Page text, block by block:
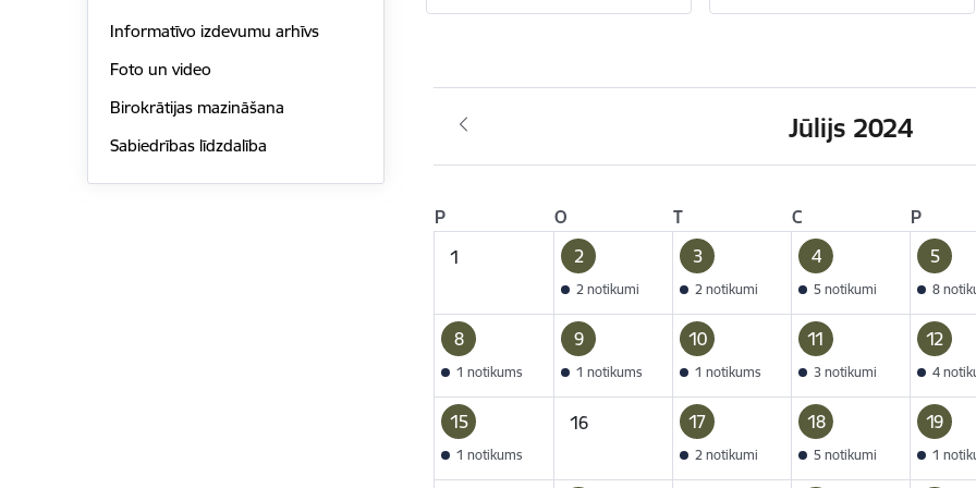
Informatīvo izdevumu arhīvs
Foto un video
Birokrātijas mazināšana
Sabiedrības līdzdalība
Jūlijs 2024
P O T C
P
1
2
2 notikumi
3
2 notikumi
4
5 notikumi
5
8
8
1 notikums
9
1 notikums
10
1 notikums
11
3 notikumi
12
4
15
1 notikums
16 17
2 notikumi
18
5 notikumi
19
1